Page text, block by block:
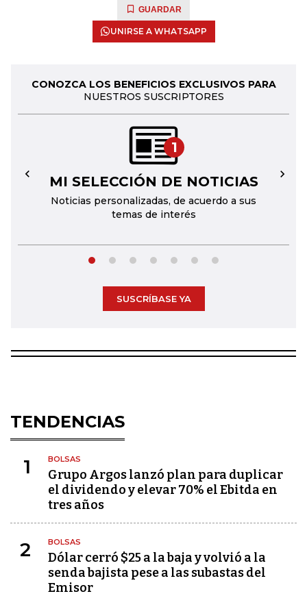
GUARDAR
UNIRSE A WHATSAPP
CONOZCA LOS BENEFICIOS EXCLUSIVOS PARA
NUESTROS SUSCRIPTORES
1
MI SELECCIÓN DE NOTICIAS
Noticias personalizadas, de acuerdo a sus
temas de interés
← →
SUSCRÍBASE YA
TENDENCIAS
1 BOLSAS
Grupo Argos lanzó plan para duplicar
el dividendo y elevar 70% el Ebitda en
tres años
2 BOLSAS
Dólar cerró $25 a la baja y volvió a la
senda bajista pese a las subastas del
Emisor